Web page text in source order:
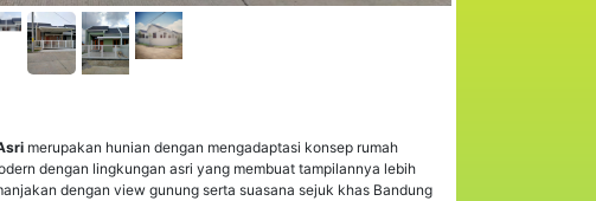
merupakan hunian dengan mengadaptasi konsep rumah
dengan lingkungan asri yang membuat tampilannya lebih
dengan view gunung serta suasana sejuk khas Bandung